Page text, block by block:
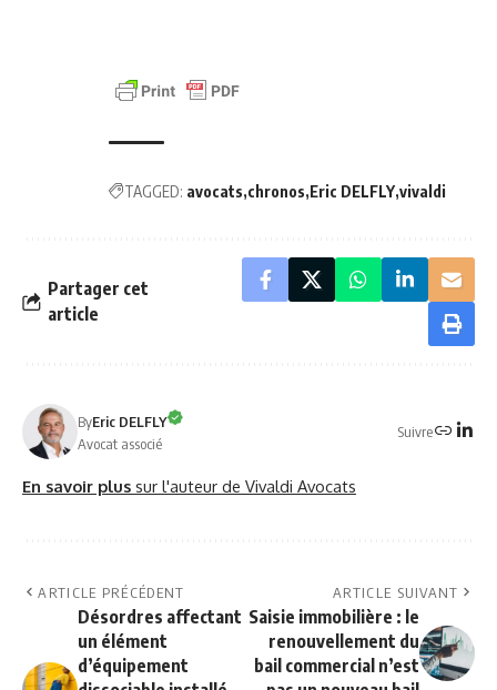
TAGGED: avocats chronos Eric DELFLY vivaldi
Partager cet
article
ByEric DELFLY
Avocat associé
Suivre
En savoir plus sur l'auteur de Vivaldi Avocats
ARTICLE PRÉCÉDENT
Désordres affectant
un élément
d’équipement
ARTICLE SUIVANT
Saisie immobilière : le
renouvellement du
bail commercial n’est